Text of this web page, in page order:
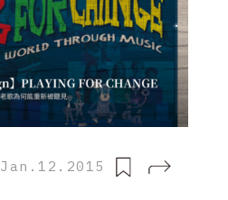
Jan.12.2015